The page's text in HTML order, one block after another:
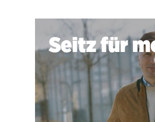
Seitz für